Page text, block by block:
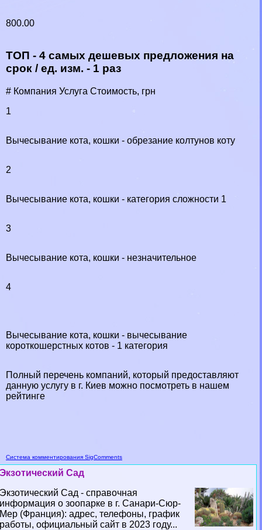
800.00
ТОП - 4 самых дешевых предложения на
срок / ед. изм. - 1 раз
# Компания Услуга Стоимость, грн
1
Вычесывание кота, кошки - обрезание колтунов коту
2
Вычесывание кота, кошки - категория сложности 1
3
Вычесывание кота, кошки - незначительное
4
Вычесывание кота, кошки - вычесывание
короткошерстных котов - 1 категория
Полный перечень компаний, который предоставляют
данную услугу в г. Киев можно посмотреть в нашем
рейтинге
Система комментирования SigComments
Экзотический Сад
Экзотический Сад - справочная
информация о зоопарке в г. Санари-Сюр-
Мер (Франция): адрес, телефоны, график
работы, официальный сайт в 2023 году...